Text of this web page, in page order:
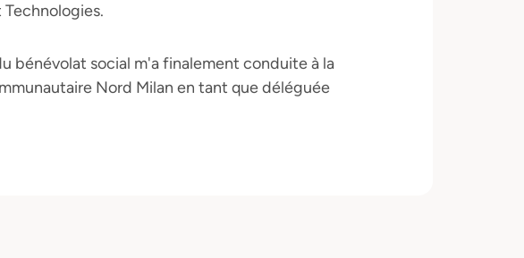
bénévolat social m'a finalement conduite à la
Nord Milan en tant que déléguée